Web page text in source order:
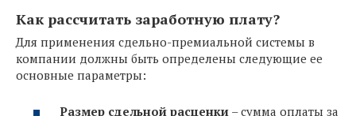
Как рассчитать заработную плату?
Для применения сдельно-премиальной системы в
компании должны быть определены следующие ее
основные параметры:
Размер сдельной расценки – сумма оплаты за